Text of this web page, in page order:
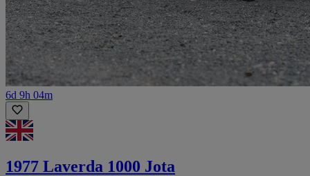
6d 9h 04m
1977 Laverda 1000 Jota